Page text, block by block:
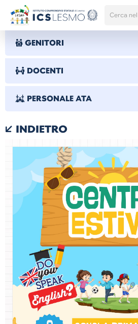
GENITORI
DOCENTI
PERSONALE ATA
INDIETRO